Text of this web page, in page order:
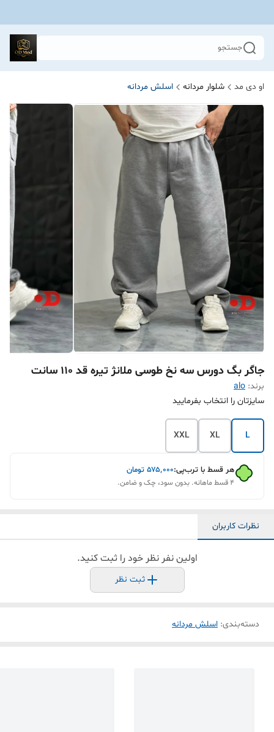
جستجو
او دی مد شلوار مردانه اسلش مردانه
جاگر بگ دورس سه نخ طوسی ملانژ تیره قد 110 سانت
برند: alo
سایزتان را انتخاب بفرمایید
L
XL
XXL
هر قسط با ترب‌پی:۵۷۵٬۰۰۰ تومان
۴ قسط ماهانه. بدون سود، چک و ضامن.
نظرات کاربران
اولین نفر نظر خود را ثبت کنید.
ثبت نظر
دسته‌بندی: اسلش مردانه